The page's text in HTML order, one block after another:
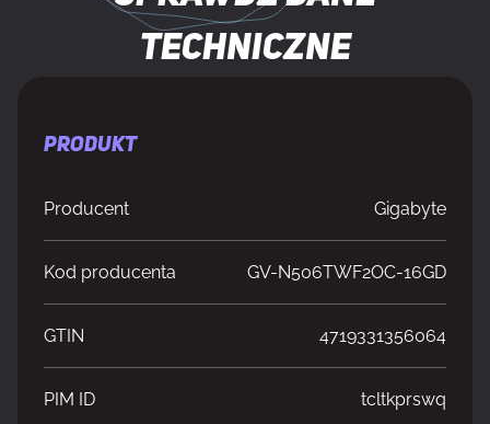
techniczne
PRODUKT
Producent Gigabyte
Kod producenta GV-N506TWF2OC-16GD
GTIN 4719331356064
PIM ID tcltkprswq